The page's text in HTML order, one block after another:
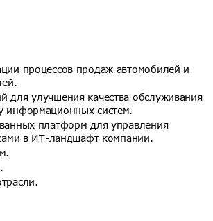
процессов продаж автомобилей и
для улучшения качества обслуживания
информационных систем.
платформ для управления
в ИТ-ландшафт компании.